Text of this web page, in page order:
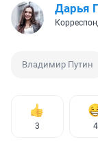
Дарья
Владимир Путин
3 4